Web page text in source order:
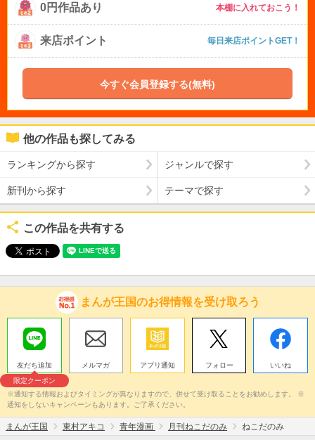
0円作品あり 本棚に入れておこう！
来店ポイント 毎日来店ポイントGET！
今すぐ会員登録する(無料)
他の作品も探してみる
ランキングから探す ジャンルで探す
新刊から探す テーマで探す
この作品を共有する
まんが王国のお得情報を受け取ろう
友だち追加
限定クーポン
メルマガ アプリ通知 フォロー いいね
※通知する情報およびタイミングが異なりますので、併せて受け取ることをお勧めします。 ※
通知をしないキャンペーンもあります。ご了承ください。
まんが王国 東村アキコ 青年漫画 月刊ねこだのみ ねこだのみ